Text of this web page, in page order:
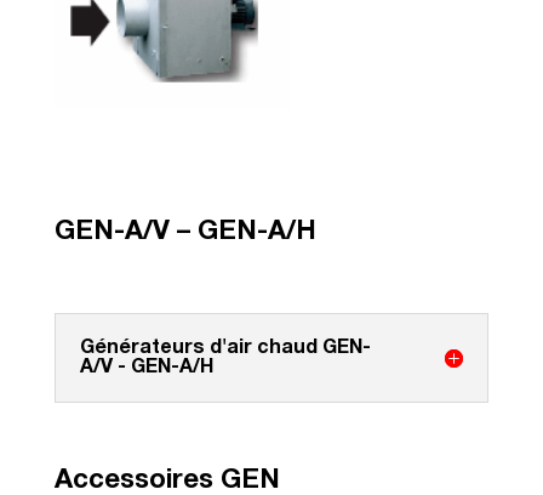
GEN-A/V – GEN-A/H
Générateurs d'air chaud GEN-
A/V - GEN-A/H
Accessoires GEN